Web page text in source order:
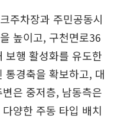
주차장과 주민공동시
높이고, 구천면로36
보행 활성화를 유도한
통경축을 확보하고, 대
은 중저층, 남동측은
양한 주동 타입 배치